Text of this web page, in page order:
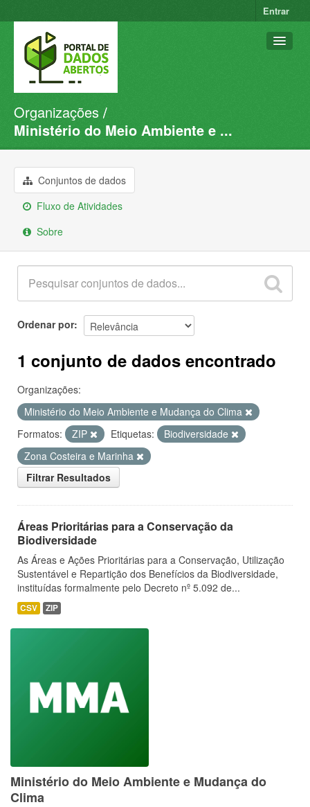
Entrar
Conjuntos de dados
Organizações
Sobre
Organizações
Ministério do Meio Ambiente e ...
Conjuntos de dados
Fluxo de Atividades
Sobre
Ordenar por
1 conjunto de dados encontrado
Organizações:
Ministério do Meio Ambiente e Mudança do Clima
Formatos:
ZIP Etiquetas:
Biodiversidade
Zona Costeira e Marinha
Filtrar Resultados
Áreas Prioritárias para a Conservação da
Biodiversidade
As Áreas e Ações Prioritárias para a Conservação, Utilização
Sustentável e Repartição dos Benefícios da Biodiversidade,
instituídas formalmente pelo Decreto nº 5.092 de...
CSV ZIP
Ministério do Meio Ambiente e Mudança do
Clima